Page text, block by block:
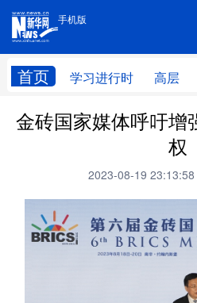
手机版
首页 学习进行时 高层
手机版
网站
学习进行时 高层
科技 科创
书画
金砖国家媒体呼吁增
权
2023-08-19 23:13:58